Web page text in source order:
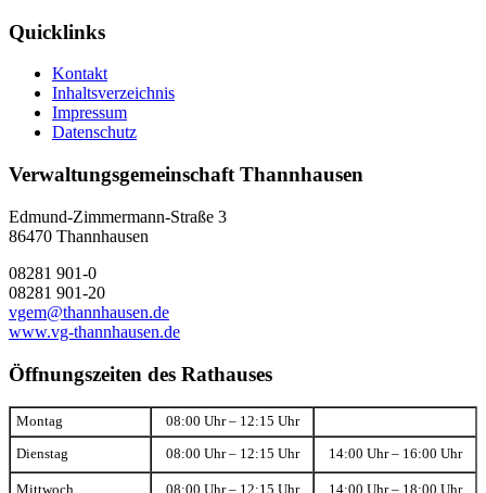
Quicklinks
Kontakt
Inhaltsverzeichnis
Impressum
Datenschutz
Verwaltungsgemeinschaft Thannhausen
Edmund-Zimmermann-Straße 3
86470 Thannhausen
08281 901-0
08281 901-20
vgem@thannhausen.de
www.vg-thannhausen.de
Öffnungszeiten des Rathauses
Montag 08:00 Uhr – 12:15 Uhr
Dienstag 08:00 Uhr – 12:15 Uhr 14:00 Uhr – 16:00 Uhr